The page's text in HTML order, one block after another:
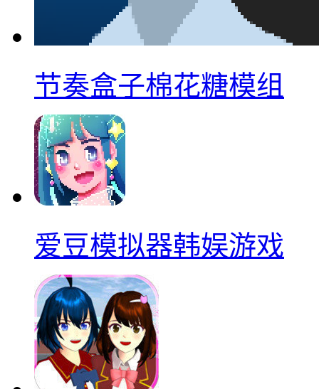
节奏盒子棉花糖模组
爱豆模拟器韩娱游戏